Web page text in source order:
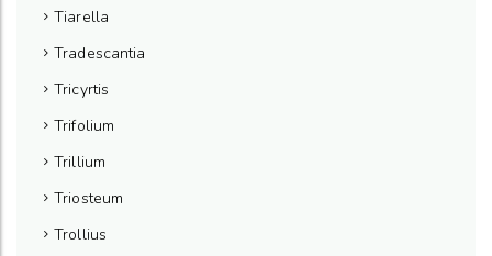
Tiarella
Tradescantia
Tricyrtis
Trifolium
Trillium
Triosteum
Trollius